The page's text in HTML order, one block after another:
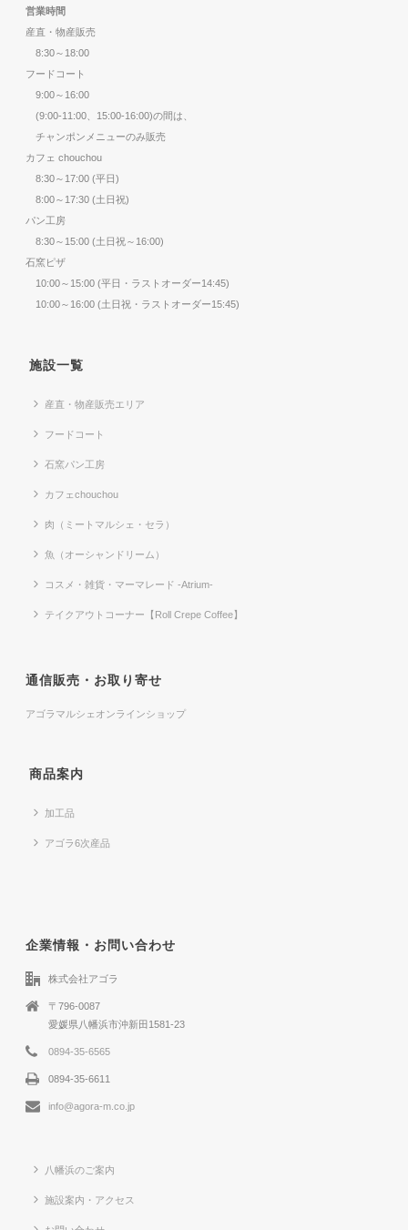
営業時間
産直・物産販売
8:30～18:00
フードコート
9:00～16:00
(9:00-11:00、15:00-16:00)の間は、
チャンポンメニューのみ販売
カフェ chouchou
8:30～17:00 (平日)
8:00～17:30 (土日祝)
パン工房
8:30～15:00 (土日祝～16:00)
石窯ピザ
10:00～15:00 (平日・ラストオーダー14:45)
10:00～16:00 (土日祝・ラストオーダー15:45)
施設一覧
産直・物産販売エリア
フードコート
石窯パン工房
カフェchouchou
肉（ミートマルシェ・セラ）
魚（オーシャンドリーム）
コスメ・雑貨・マーマレード -Atrium-
テイクアウトコーナー【Roll Crepe Coffee】
通信販売・お取り寄せ
アゴラマルシェオンラインショップ
商品案内
加工品
アゴラ6次産品
企業情報・お問い合わせ
株式会社アゴラ
〒796-0087
愛媛県八幡浜市沖新田1581-23
0894-35-6565
0894-35-6611
info@agora-m.co.jp
八幡浜のご案内
施設案内・アクセス